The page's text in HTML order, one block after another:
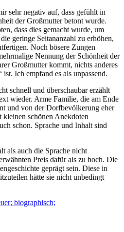
sehr negativ auf, dass gefühlt in
der Großmutter betont wurde.
dass dies gemacht wurde, um
geringe Seitananzahl zu erhöhen,
Noch bösere Zungen
Nennung der Schönheit der
Großmutter kommt, nichts anderes
Ich empfand es als unpassend.
schnell und überschaubar erzählt
wieder. Arme Familie, die am Ende
und von der Dorfbevölkerung eher
schönen Anekdoten
schon. Sprache und Inhalt sind
als auch die Sprache nicht
Preis dafür als zu hoch. Die
geprägt sein. Diese in
hätte sie nicht unbedingt
biographisch;